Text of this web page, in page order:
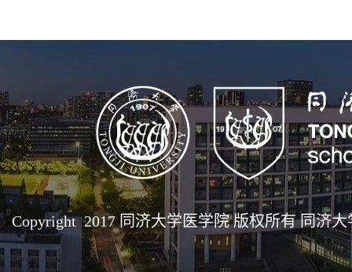
Copyright 2017 同济大学医学院 版权所有 同济